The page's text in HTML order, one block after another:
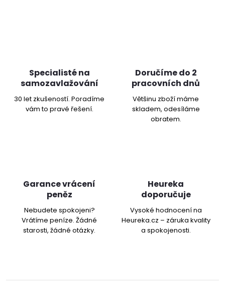
Specialisté na
samozavlažování
30 let zkušeností. Poradíme
vám to pravé řešení.
Doručíme do 2
pracovních dnů
Většinu zboží máme
skladem, odesíláme
obratem.
Garance vrácení
peněz
Nebudete spokojeni?
Vrátíme peníze. Žádné
starosti, žádné otázky.
Heureka
doporučuje
Vysoké hodnocení na
Heureka.cz – záruka kvality
a spokojenosti.